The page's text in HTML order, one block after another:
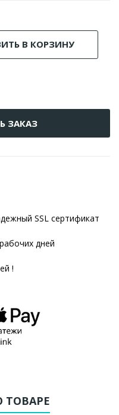
В КОРЗИНУ
ЗАКАЗ
SSL сертификат
дней
!
ТОВАРЕ